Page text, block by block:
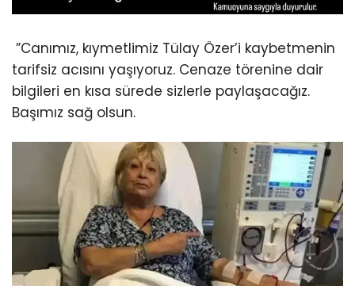
”Canımız, kıymetlimiz Tülay Özer’i kaybetmenin
tarifsiz acısını yaşıyoruz. Cenaze törenine dair
bilgileri en kısa sürede sizlerle paylaşacağız.
Başımız sağ olsun.